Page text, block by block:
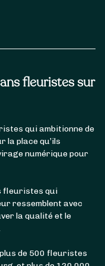
fleuristes sur
qui ambitionne de
la place qu’ils
numérique pour
fleuristes qui
ressemblent avec
la qualité et le
de 500 fleuristes